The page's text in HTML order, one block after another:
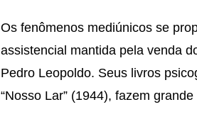
Os fenômenos mediúnicos se
assistencial mantida pela venda
Pedro Leopoldo. Seus livros
“Nosso Lar” (1944), fazem